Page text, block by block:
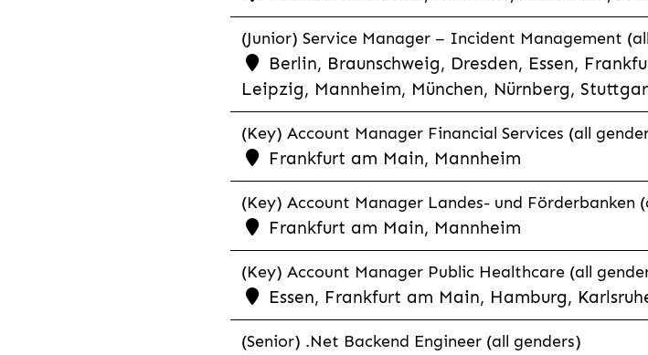
(Junior) Service Manager – Incident Management
Berlin, Braunschweig, Dresden, Essen,
Leipzig, Mannheim, München, Nürnberg,
(Key) Account Manager Financial Services (all
Frankfurt am Main, Mannheim
(Key) Account Manager Landes- und Förderbanken
Frankfurt am Main, Mannheim
(Key) Account Manager Public Healthcare (all
Essen, Frankfurt am Main, Hamburg,
(Senior) .Net Backend Engineer (all genders)